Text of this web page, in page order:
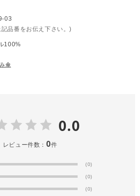
03
品番をお伝え下さい。)
100%
傘
0.0
レビュー件数： 0件
(0)
(0)
(0)